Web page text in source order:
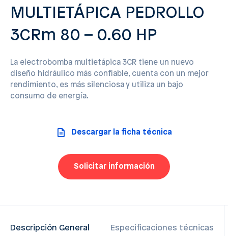
MULTIETÁPICA PEDROLLO
3CRm 80 – 0.60 HP
La electrobomba multietápica 3CR tiene un nuevo
diseño hidráulico más confiable, cuenta con un mejor
rendimiento, es más silenciosa y utiliza un bajo
consumo de energía.
Descargar la ficha técnica
Solicitar información
Descripción General Especificaciones técnicas